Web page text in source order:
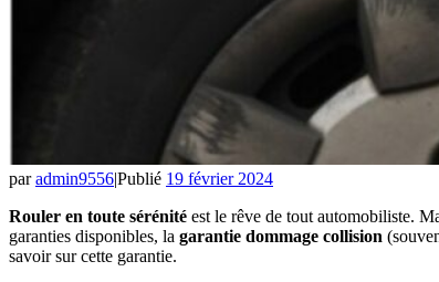
paradmin9556|Publié 19 février 2024
Rouler en toute sérénité est le rêve de tout automobiliste.
garanties disponibles, la garantie dommage collision
savoir sur cette garantie.